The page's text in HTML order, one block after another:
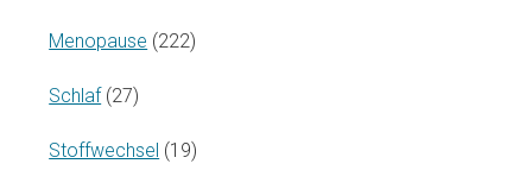
Menopause (222)
Schlaf(27)
Stoffwechsel (19)